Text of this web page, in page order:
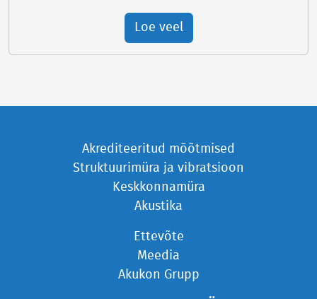
Loe veel
Akrediteeritud mõõtmised
Struktuurimüra ja vibratsioon
Keskkonnamüra
Akustika
Ettevõte
Meedia
Akukon Grupp